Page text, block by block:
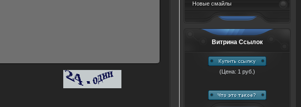
Новые смайлы
Витрина Ссылок
(Цена: 1 руб.)